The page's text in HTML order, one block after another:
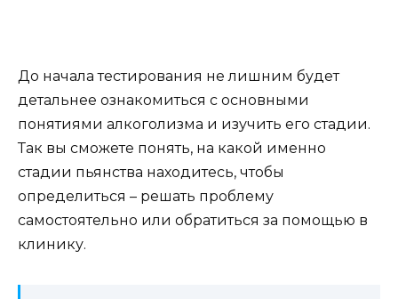
До начала тестирования не лишним будет
детальнее ознакомиться с основными
понятиями алкоголизма и изучить его стадии.
Так вы сможете понять, на какой именно
стадии пьянства находитесь, чтобы
определиться – решать проблему
самостоятельно или обратиться за помощью в
клинику.